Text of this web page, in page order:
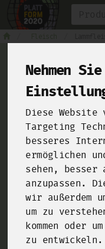
Nehmen
Diese Website
Targeting
besseres
ermöglichen
sehen,
anzupassen.
wir außerdem
um zu
kommen oder
zu entwickeln.
Produkt
From farms and
Click here